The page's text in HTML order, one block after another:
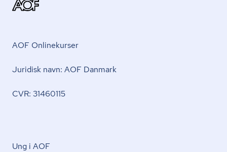
AOF Onlinekurser
Juridisk navn: AOF Danmark
CVR: 31460115
Ung i AOF